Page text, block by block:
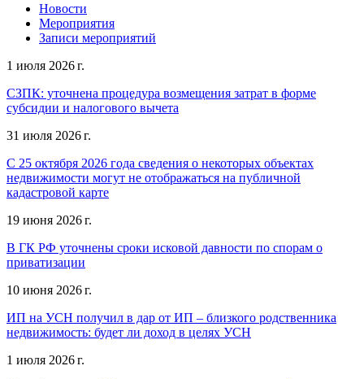
Новости
Мероприятия
Записи мероприятий
1 июля 2026 г.
СЗПК: уточнена процедура возмещения затрат в форме
субсидии и налогового вычета
31 июля 2026 г.
С 25 октября 2026 года сведения о некоторых объектах
недвижимости могут не отображаться на публичной
кадастровой карте
19 июня 2026 г.
В ГК РФ уточнены сроки исковой давности по спорам о
приватизации
10 июня 2026 г.
ИП на УСН получил в дар от ИП – близкого родственника
недвижимость: будет ли доход в целях УСН
1 июля 2026 г.